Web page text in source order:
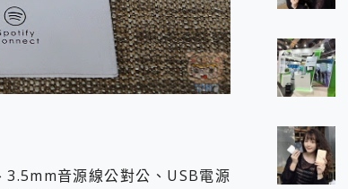
音源線公對公、USB電源